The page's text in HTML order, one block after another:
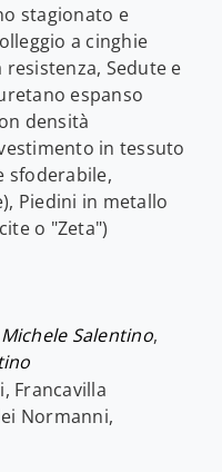
stagionato e
a cinghie
Sedute e
espanso
densità
in tessuto
sfoderabile,
Piedini in metallo
o "Zeta")
Salentino,
Francavilla
Normanni,